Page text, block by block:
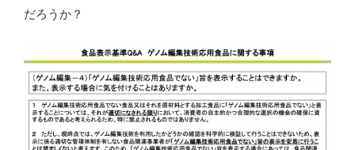
だろうか？